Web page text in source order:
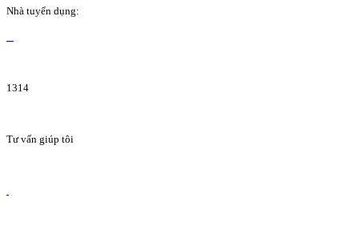
Nhà tuyển dụng:
1314
Tư vấn giúp tôi